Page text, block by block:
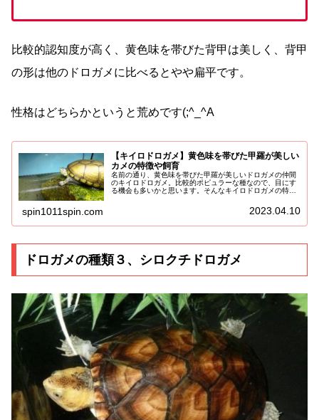
比較的認知度が高く、黄色味を帯びた背甲は美しく、背甲
の形は他のドロガメに比べるとやや扁平です。
性格はどちらかというと荒めです(;^_^A
【キイロドロガメ】黄色味を帯びた甲羅が美しい
カメの特徴や飼育
名前の通り、黄色味を帯びた甲羅が美しいドロガメの仲間
のキイロドロガメ。比較的ポピュラーな種なので、目にす
る機会も多いかと思います。そんなキイロドロガメの特徴
spin1011spin.com 2023.04.10
ドロガメの種類３、シロクチドロガメ